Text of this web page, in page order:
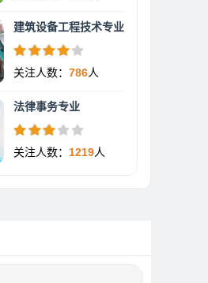
建筑设备工程技术专业
关注人数： 786人
法律事务专业
关注人数： 1219人